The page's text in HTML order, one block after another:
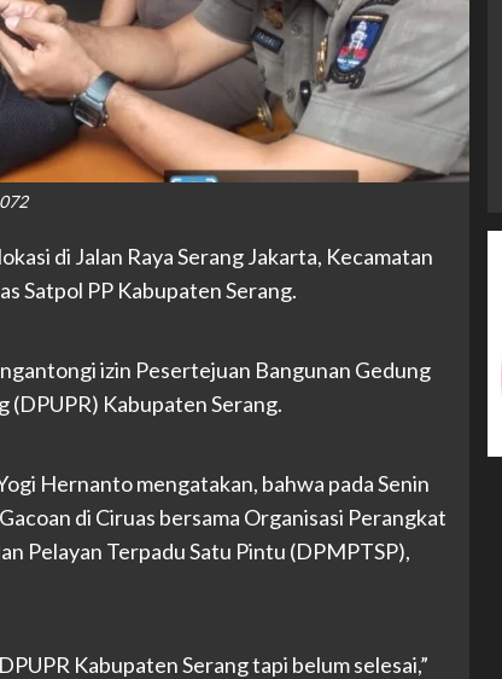
di Jalan Raya Serang Jakarta, Kecamatan
Satpol PP Kabupaten Serang.
izin Pesertejuan Bangunan Gedung
(DPUPR) Kabupaten Serang.
Hernanto mengatakan, bahwa pada Senin
di Ciruas bersama Organisasi Perangkat
Pelayan Terpadu Satu Pintu (DPMPTSP),
Kabupaten Serang tapi belum selesai,”